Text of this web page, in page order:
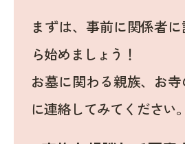
まずは、事前に関係者
ら始めましょう！
お墓に関わる親族、お
に連絡してみてください。